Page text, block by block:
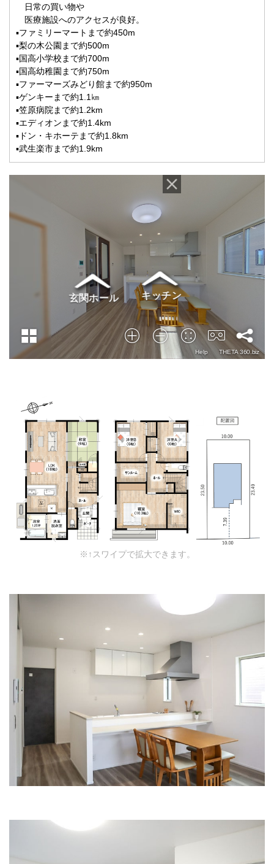
日常の買い物や
医療施設へのアクセスが良好。
▪ファミリーマートまで約450m
▪梨の木公園まで約500m
▪国高小学校まで約700m
▪国高幼稚園まで約750m
▪ファーマーズみどり館まで約950m
▪ゲンキーまで約1.1㎞
▪笠原病院まで約1.2km
▪エディオンまで約1.4km
▪ドン・キホーテまで約1.8km
▪武生楽市まで約1.9km
※↑スワイプで拡大できます。